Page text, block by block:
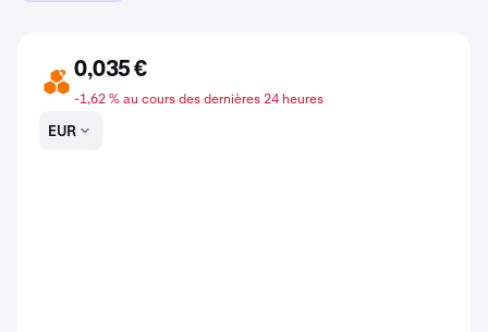
BZZ
0,035 €
-1,62 % au cours des dernières 24 heures
EUR